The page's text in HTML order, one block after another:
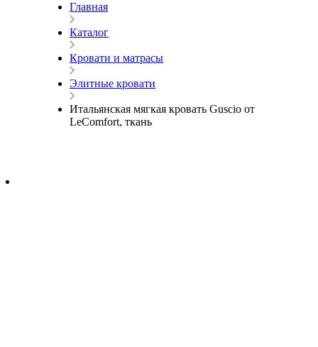
Главная
Каталог
Кровати и матрасы
Элитные кровати
Итальянская мягкая кровать Guscio от
LeComfort, ткань